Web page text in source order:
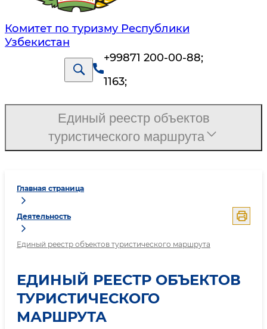
Комитет по туризму Республики
Узбекистан
+99871 200-00-88;
1163;
Главная страница
Деятельность
Единый реестр объектов туристического маршрута
ЕДИНЫЙ РЕЕСТР ОБЪЕКТОВ
ТУРИСТИЧЕСКОГО
МАРШРУТА
Единый реестр объектов
туристического маршрута